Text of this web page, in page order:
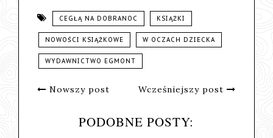
CEGŁĄ NA DOBRANOC KSIĄŻKI
NOWOŚCI KSIĄŻKOWE W OCZACH DZIECKA
WYDAWNICTWO EGMONT
Nowszy post Wcześniejszy post
PODOBNE POSTY: